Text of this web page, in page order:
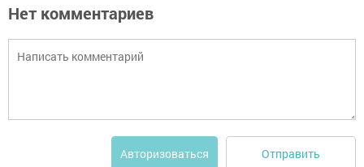
Нет комментариев
Авторизоваться Отправить